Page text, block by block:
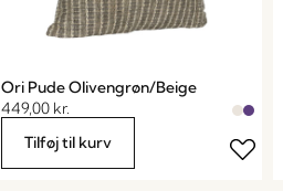
Ori Pude Olivengrøn/Beige
449,00 kr.
Tilføj til kurv